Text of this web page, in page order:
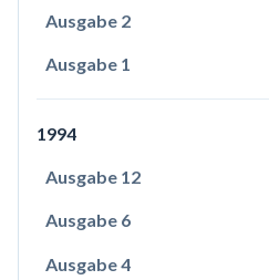
Ausgabe 2
Ausgabe 1
1994
Ausgabe 12
Ausgabe 6
Ausgabe 4